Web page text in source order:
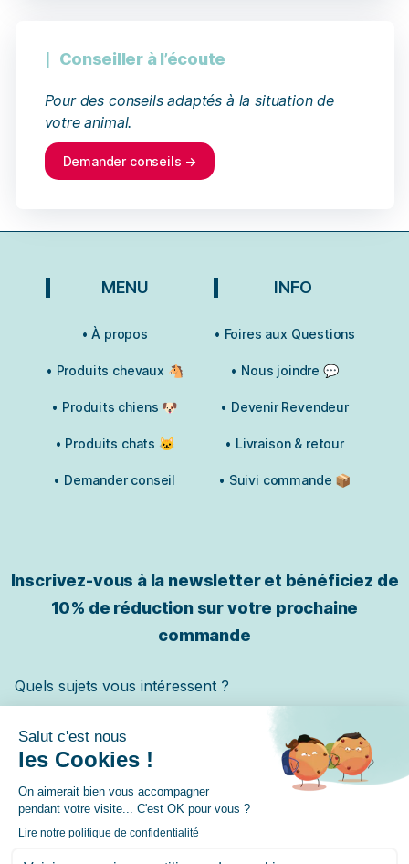
Conseiller à l’écoute
Pour des conseils adaptés à la situation de
votre animal.
Demander conseils →
MENU
• À propos
• Produits chevaux 🐴
• Produits chiens 🐶
• Produits chats 🐱
• Demander conseil
INFO
• Foires aux Questions
• Nous joindre 💬
• Devenir Revendeur
• Livraison & retour
• Suivi commande 📦
Inscrivez-vous à la newsletter et bénéficiez de
10% de réduction sur votre prochaine
commande
Quels sujets vous intéressent ?
✓ Je m'inscris